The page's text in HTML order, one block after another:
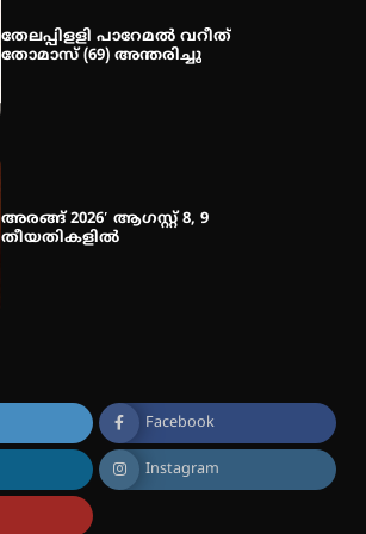
തേലപ്പിളളി പാറേമൽ വറീത്
തോമാസ് (69) അന്തരിച്ചു
അരങ്ങ് 2026′ ആഗസ്റ്റ് 8, 9
തീയതികളിൽ
Facebook
Instagram